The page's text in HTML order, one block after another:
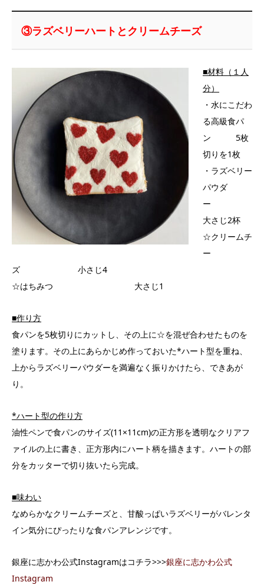
③ラズベリーハートとクリームチーズ
■材料（１人
分）
・水にこだわ
る高級食パ
ン 5枚
切りを1枚
・ラズベリー
パウダ
ー
大さじ2杯
☆クリームチ
ー
ズ 小さじ4
☆はちみつ 大さじ1
■作り方
食パンを5枚切りにカットし、その上に☆を混ぜ合わせたものを
塗ります。その上にあらかじめ作っておいた*ハート型を重ね、
上からラズベリーパウダーを満遍なく振りかけたら、できあが
り。
*ハート型の作り方
油性ペンで食パンのサイズ(11×11cm)の正方形を透明なクリアフ
ァイルの上に書き、正方形内にハート柄を描きます。ハートの部
分をカッターで切り抜いたら完成。
■味わい
なめらかなクリームチーズと、甘酸っぱいラズベリーがバレンタ
イン気分にぴったりな食パンアレンジです。
銀座に志かわ公式Instagramはコチラ>>>銀座に志かわ公式
Instagram